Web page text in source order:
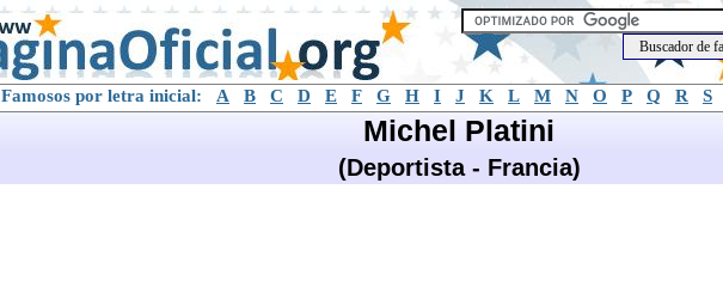
Famosos por letra inicial: A B C D E F G H I J K L M N O P Q R S
Michel Platini
(Deportista - Francia)